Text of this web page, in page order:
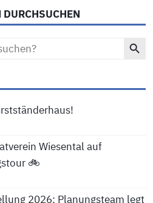
Wiesental auf
🚲
2026: Planungsteam legt